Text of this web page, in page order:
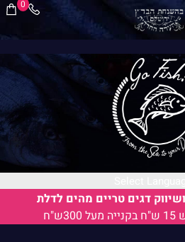
0
דגים טריים מהים לדלת